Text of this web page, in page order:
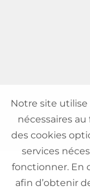
Notre site utilise
nécessaires
des cookies
services
fonctionner. En
afin d’obtenir